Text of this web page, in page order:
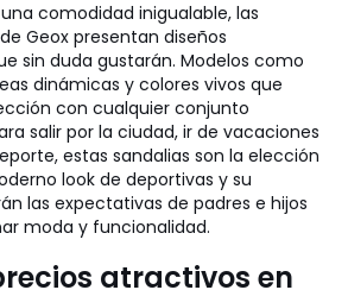
comodidad inigualable, las
Geox presentan diseños
sin duda gustarán. Modelos como
dinámicas y colores vivos que
con cualquier conjunto
salir por la ciudad, ir de vacaciones
estas sandalias son la elección
look de deportivas y su
las expectativas de padres e hijos
moda y funcionalidad.
atractivos en